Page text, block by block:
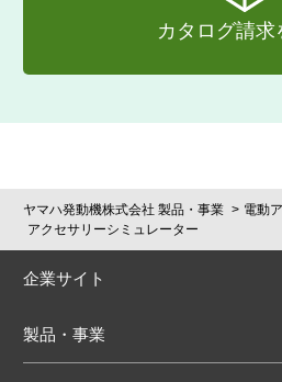
カタログ請求
ヤマハ発動機株式会社 製品・事業
電動
アクセサリーシミュレーター
企業サイト
製品・事業